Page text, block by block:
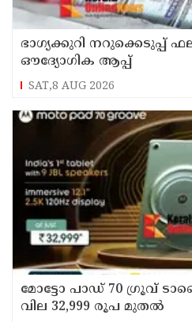
ഭാഗ്യക്കുറി നറുക്കെടുപ്പ്
ഔദ്യോഗിക ആപ്പ്
SAT,8 AUG 2026
മോട്ടോ പാഡ് 70 ഗ്രൂവ്
വില 32,999 രൂപ മുതൽ